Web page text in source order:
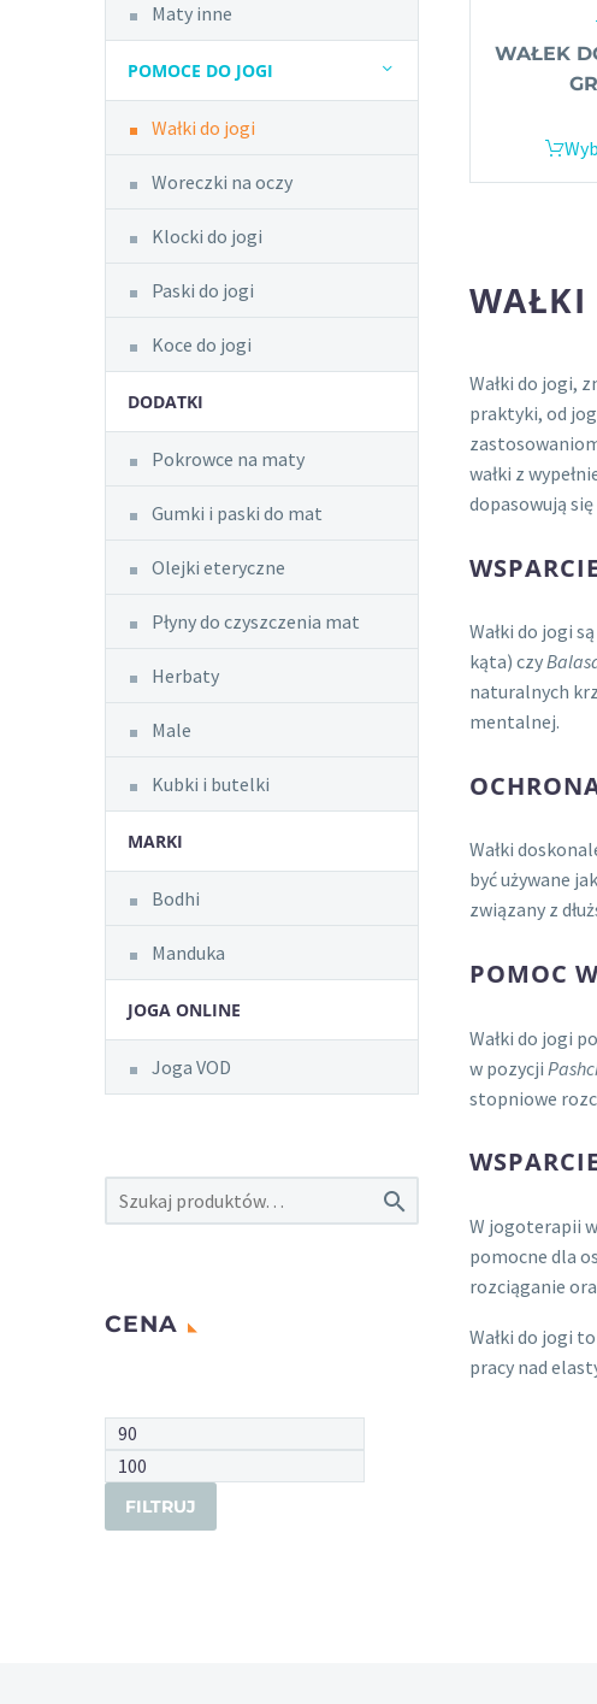
WAŁEK
WAŁKI
Wałki do jogi,
praktyki, od
wałki z
dopasowują
Wałki do jogi
kąta) czy
naturalnych
mentalnej.
Wałki
być używane
związany z
POMOC
Wałki do jogi
w pozycji
stopniowe
W jogoterapii
pomocne dla
rozciąganie
Wałki do jogi
pracy nad
Maty inne
POMOCE DO JOGI
Wałki do jogi
Woreczki na oczy
Klocki do jogi
Paski do jogi
Koce do jogi
DODATKI
Pokrowce na maty
Gumki i paski do mat
Olejki eteryczne
Płyny do czyszczenia mat
Herbaty
Male
Kubki i butelki
MARKI
Bodhi
Manduka
JOGA ONLINE
Joga VOD

CENA
Cena
min.
Cena
FILTRUJ